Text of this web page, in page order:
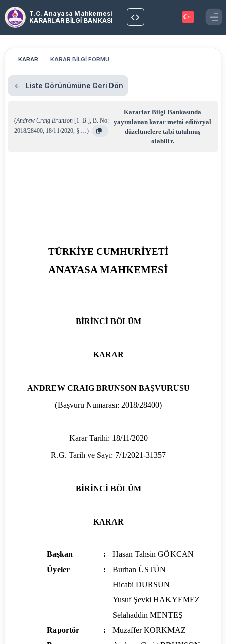
T.C. Anayasa Mahkemesi
KARARLAR BİLGİ BANKASI
KARAR KARAR BİLGİ FORMU
Liste Görünümüne Geri Dön
(Andrew Craıg Brunson [1. B.], B. No:
2018/28400, 18/11/2020, § …)
Kararlar Bilgi Bankasında
yayımlanan karar metni editöryal
düzeltmelere tabi tutulmuş
olabilir.